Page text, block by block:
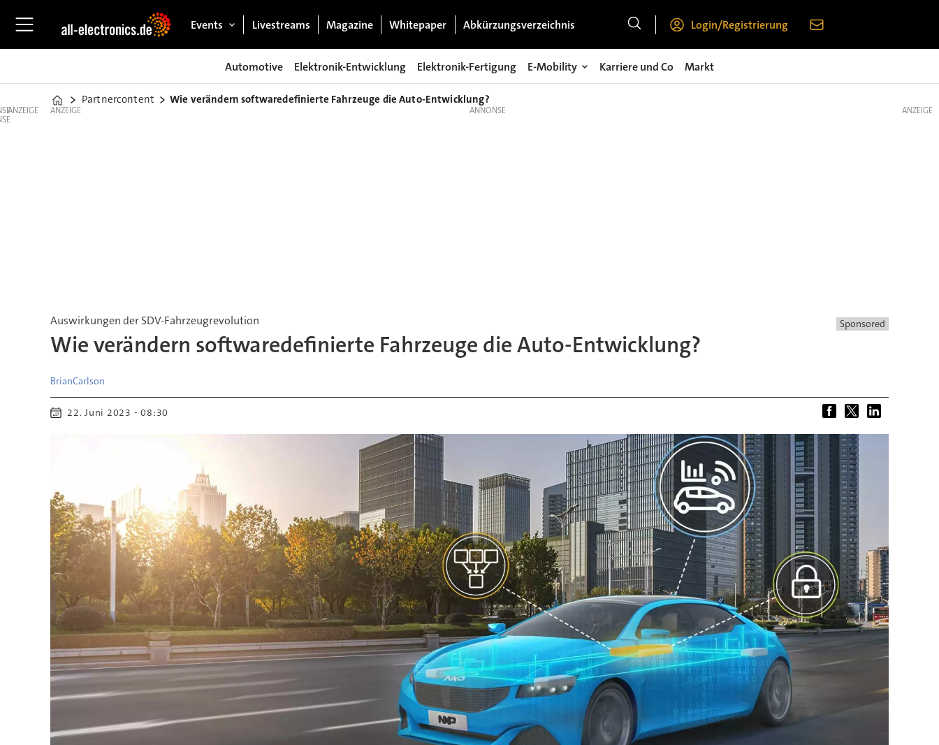
Events Livestreams Magazine Whitepaper Abkürzungsverzeichnis Login/Registrierung
Automotive Elektronik-Entwicklung Elektronik-Fertigung E-Mobility Karriere und Co Markt
Home
Partnercontent Wie verändern softwaredefinierte Fahrzeuge die Auto-Entwicklung?
ANZEIGE ANZEIGE
Auswirkungen der SDV-Fahrzeugrevolution Sponsored
Wie verändern softwaredefinierte Fahrzeuge die Auto-Entwicklung?
BrianCarlson
22. Juni 2023 - 08:30
ANZEIGE